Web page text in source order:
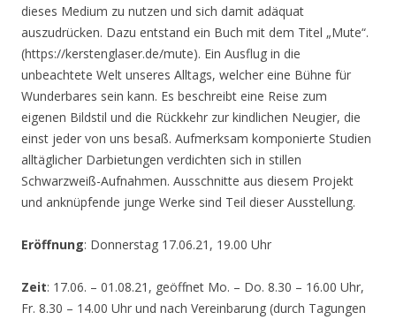
dieses Medium zu nutzen und sich damit adäquat
auszudrücken. Dazu entstand ein Buch mit dem Titel „Mute“.
(https://kerstenglaser.de/mute). Ein Ausflug in die
unbeachtete Welt unseres Alltags, welcher eine Bühne für
Wunderbares sein kann. Es beschreibt eine Reise zum
eigenen Bildstil und die Rückkehr zur kindlichen Neugier, die
einst jeder von uns besaß. Aufmerksam komponierte Studien
alltäglicher Darbietungen verdichten sich in stillen
Schwarzweiß-Aufnahmen. Ausschnitte aus diesem Projekt
und anknüpfende junge Werke sind Teil dieser Ausstellung.
Eröffnung: Donnerstag 17.06.21, 19.00 Uhr
Zeit: 17.06. – 01.08.21, geöffnet Mo. – Do. 8.30 – 16.00 Uhr,
Fr. 8.30 – 14.00 Uhr und nach Vereinbarung (durch Tagungen